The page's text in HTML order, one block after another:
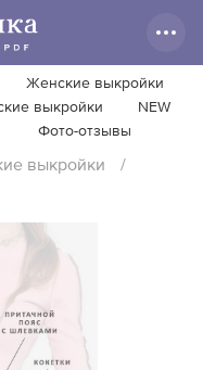
Женские выкройки
выкройки
NEW
Фото-отзывы
выкройки
/